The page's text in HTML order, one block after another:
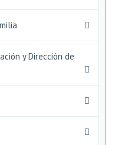
y Dirección de